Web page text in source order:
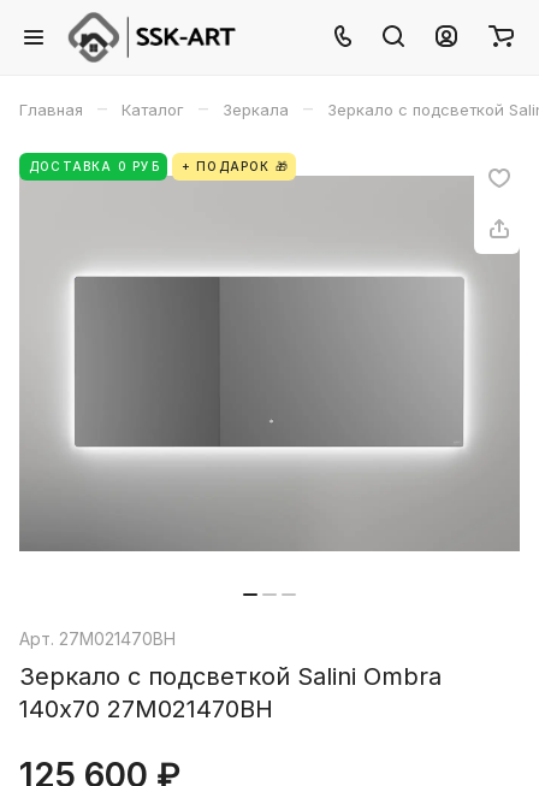
Главная – Каталог – Зеркала – Зеркало с подсветкой
ДОСТАВКА 0 РУБ + ПОДАРОК 🎁
Арт. 27M021470BH
Зеркало с подсветкой Salini Ombra
140х70 27M021470BH
125 600 ₽